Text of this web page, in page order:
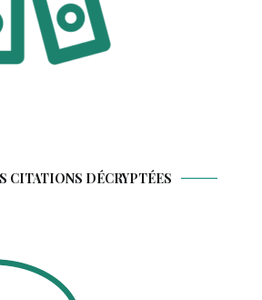
CITATIONS DÉCRYPTÉES